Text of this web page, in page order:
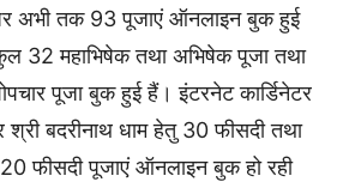
अभी तक 93 पूजाएं ऑनलाइन बुक हुई
32 महाभिषेक तथा अभिषेक पूजा तथा
पूजा बुक हुई हैं। इंटरनेट कार्डिनेटर
श्री बदरीनाथ धाम हेतु 30 फीसदी तथा
फीसदी पूजाएं ऑनलाइन बुक हो रही